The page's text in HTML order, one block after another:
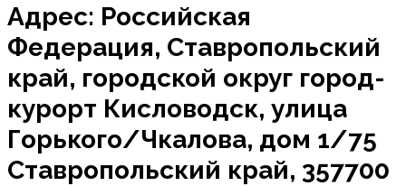
Адрес: Российская
Федерация, Ставропольский
край, городской округ город-
курорт Кисловодск, улица
Горького/Чкалова, дом 1/75
Ставропольский край, 357700